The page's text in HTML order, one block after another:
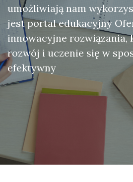
umożliwiają nam
jest portal edukacyjny
innowacyjne rozwiązania,
rozwój i uczenie się w
efektywny